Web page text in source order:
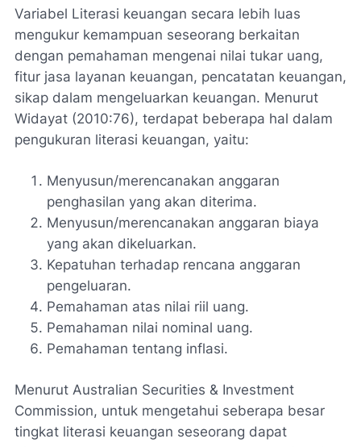
Variabel Literasi keuangan secara lebih luas
mengukur kemampuan seseorang berkaitan
dengan pemahaman mengenai nilai tukar uang,
fitur jasa layanan keuangan, pencatatan keuangan,
sikap dalam mengeluarkan keuangan. Menurut
Widayat (2010:76), terdapat beberapa hal dalam
pengukuran literasi keuangan, yaitu:
Menyusun/merencanakan anggaran
penghasilan yang akan diterima.
Menyusun/merencanakan anggaran biaya
yang akan dikeluarkan.
Kepatuhan terhadap rencana anggaran
pengeluaran.
Pemahaman atas nilai riil uang.
Pemahaman nilai nominal uang.
Pemahaman tentang inflasi.
Menurut Australian Securities & Investment
Commission, untuk mengetahui seberapa besar
tingkat literasi keuangan seseorang dapat